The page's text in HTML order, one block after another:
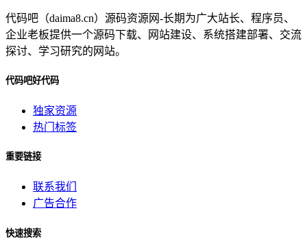
代码吧（daima8.cn）源码资源网-长期为广大站长、程序员、
企业老板提供一个源码下载、网站建设、系统搭建部署、交流
探讨、学习研究的网站。
代码吧好代码
独家资源
热门标签
重要链接
联系我们
广告合作
快速搜索